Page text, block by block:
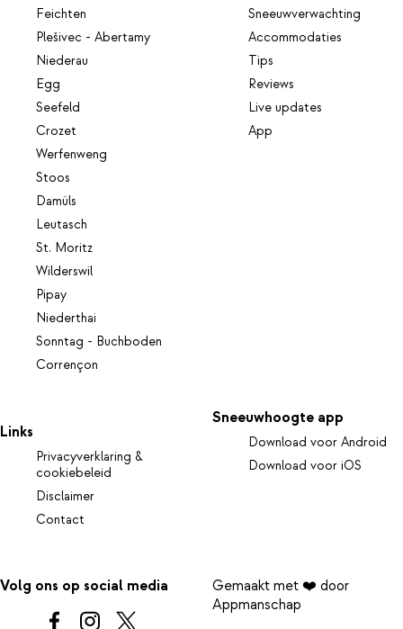
Feichten
Plešivec - Abertamy
Niederau
Egg
Seefeld
Crozet
Werfenweng
Stoos
Damüls
Leutasch
St. Moritz
Wilderswil
Pipay
Niederthai
Sonntag - Buchboden
Corrençon
Sneeuwverwachting
Accommodaties
Tips
Reviews
Live updates
App
Links
Privacyverklaring &
cookiebeleid
Disclaimer
Contact
Sneeuwhoogte app
Download voor Android
Download voor iOS
Volg ons op social media
Gemaakt met ❤️ door
Appmanschap